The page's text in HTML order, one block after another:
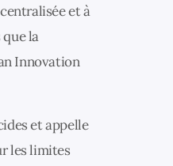
et à
la
Innovation
et appelle
les limites